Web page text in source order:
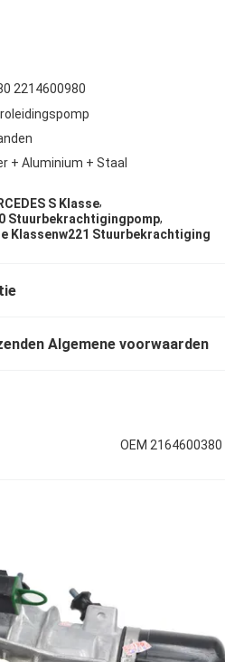
2214600980
+ Aluminium + Staal
S Klasse,
Stuurbekrachtigingpomp,
Klassenw221 Stuurbekrachtiging
Algemene voorwaarden
OEM